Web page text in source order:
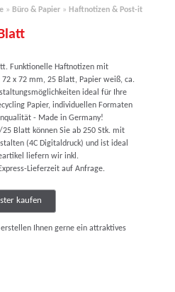
» Büro & Papier » Haftnotizen & Post-it
Funktionelle Haftnotizen mit
x 72 mm, 25 Blatt, Papier weiß, ca.
ideal für Ihre
Papier, individuellen Formaten
- Made in Germany!
25 Blatt können Sie ab 250 Stk. mit
(4C Digitaldruck) und ist ideal
liefern wir inkl.
Lieferzeit auf Anfrage.
kaufen
Ihnen gerne ein attraktives